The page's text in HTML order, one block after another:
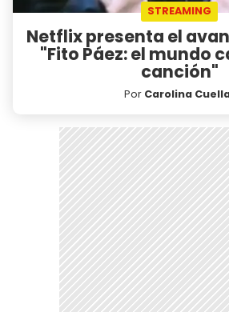
STREAMING
Netflix presenta el
"Fito Páez: el mundo
canción"
Por Carolina